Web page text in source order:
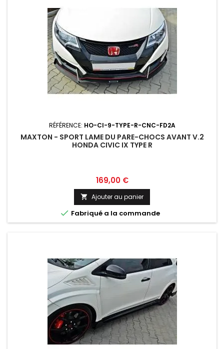
RÉFÉRENCE: HO-CI-9-TYPE-R-CNC-FD2A
MAXTON - SPORT LAME DU PARE-CHOCS AVANT V.2
HONDA CIVIC IX TYPE R
Prix
169,00 €
 Ajouter au panier
 Fabriqué a la commande